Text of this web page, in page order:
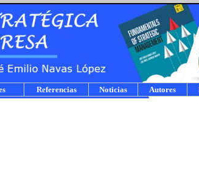
Referencias Noticias Autores